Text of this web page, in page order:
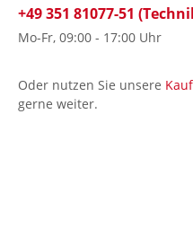
+49 351 81077-51
Mo-Fr, 09:00 - 17:00 Uhr
Oder nutzen Sie unsere
gerne weiter.